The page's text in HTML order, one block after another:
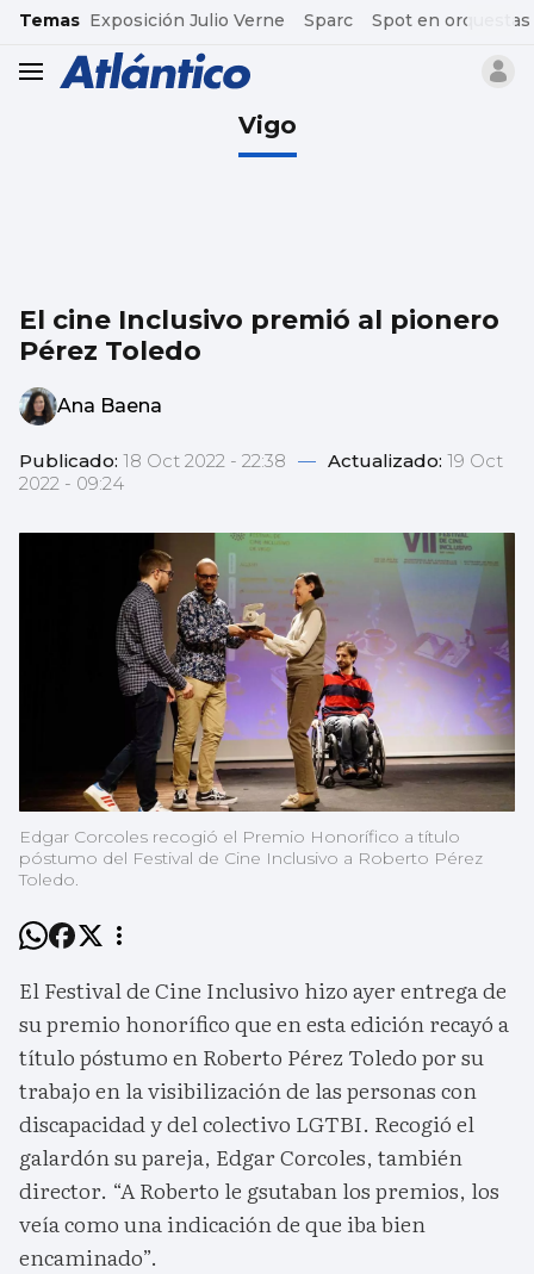
common.go-to-content
Temas Exposición Julio Verne Sparc Spot en orquestas
header.menu.open
Vigo
El cine Inclusivo premió al pionero
Pérez Toledo
Ana Baena
Publicado: 18 Oct 2022 - 22:38 — Actualizado: 19 Oct
2022 - 09:24
Edgar Corcoles recogió el Premio Honorífico a título
póstumo del Festival de Cine Inclusivo a Roberto Pérez
Toledo.
El Festival de Cine Inclusivo hizo ayer entrega de
su premio honorífico que en esta edición recayó a
título póstumo en Roberto Pérez Toledo por su
trabajo en la visibilización de las personas con
discapacidad y del colectivo LGTBI. Recogió el
galardón su pareja, Edgar Corcoles, también
director. “A Roberto le gsutaban los premios, los
veía como una indicación de que iba bien
encaminado”.